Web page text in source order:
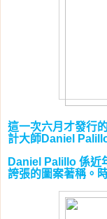
這一次六月才發行
計大師Daniel
Daniel Palillo 係近
誇張的圖案著稱。